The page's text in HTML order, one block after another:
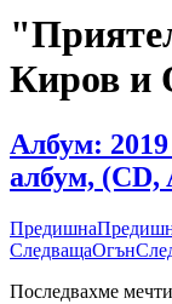
Киров и
Албум:
албум,
Предишна
СледващаОгън
Последвахме